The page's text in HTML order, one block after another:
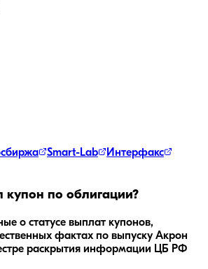
Smart-Lab Интерфакс
купон по облигации?
о статусе выплат купонов,
фактах по выпуску Акрон
раскрытия информации ЦБ РФ